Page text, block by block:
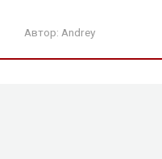
Автор: Andrey